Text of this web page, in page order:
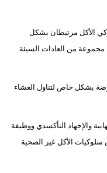
الأكل مرتبطان بشكل
مجموعة من العادات السيئة
بشكل خاص لتناول العشاء
والإجهاد التأكسدي ووظيفة
سلوكيات الأكل غير الصحية